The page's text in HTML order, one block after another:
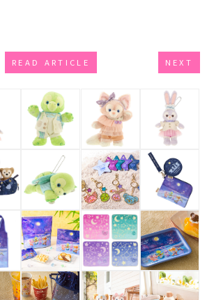
READ ARTICLE NEXT